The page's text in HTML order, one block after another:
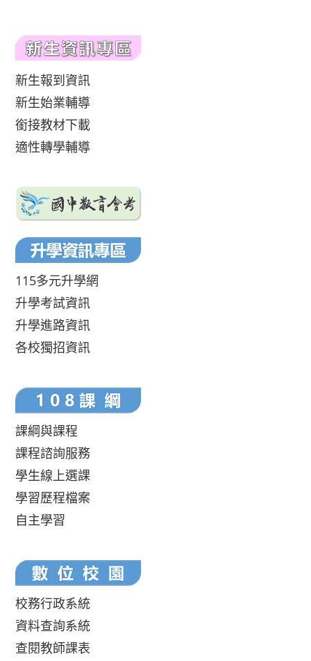
新生報到資訊
新生始業輔導
銜接教材下載
適性轉學輔導
115多元升學網
升學考試資訊
升學進路資訊
各校獨招資訊
課綱與課程
課程諮詢服務
學生線上選課
學習歷程檔案
自主學習
校務行政系統
資料查詢系統
查閱教師課表